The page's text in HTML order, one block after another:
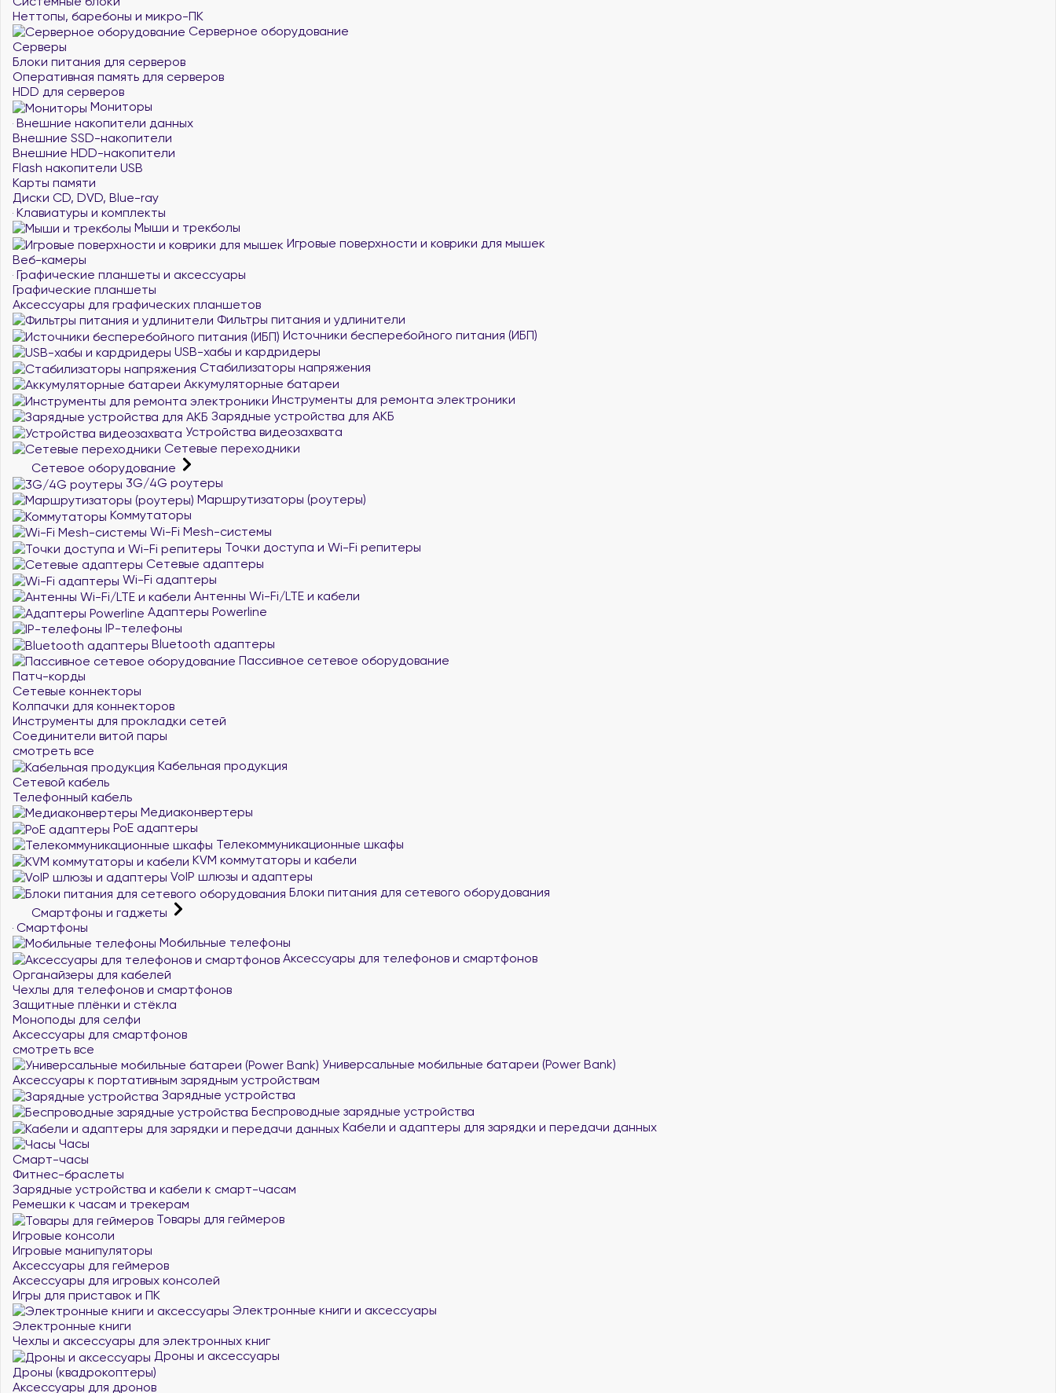
Неттопы, баребоны и микро-ПК
Серверное оборудование
Серверы
Блоки питания для серверов
Оперативная память для серверов
HDD для серверов
Мониторы
Внешние накопители данных
Внешние SSD-накопители
Внешние HDD-накопители
Flash накопители USB
Карты памяти
Диски CD, DVD, Blue-ray
Клавиатуры и комплекты
Мыши и трекболы
Игровые поверхности и коврики для мышек
Веб-камеры
Графические планшеты и аксессуары
Графические планшеты
Аксессуары для графических планшетов
Фильтры питания и удлинители
Источники бесперебойного питания (ИБП)
USB-хабы и кардридеры
Стабилизаторы напряжения
Аккумуляторные батареи
Инструменты для ремонта электроники
Зарядные устройства для АКБ
Устройства видеозахвата
Сетевые переходники
Сетевое оборудование
3G/4G роутеры
Маршрутизаторы (роутеры)
Коммутаторы
Wi-Fi Mesh-системы
Точки доступа и Wi-Fi репитеры
Сетевые адаптеры
Wi-Fi адаптеры
Антенны Wi-Fi/LTE и кабели
Адаптеры Powerline
IP-телефоны
Bluetooth адаптеры
Пассивное сетевое оборудование
Патч-корды
Сетевые коннекторы
Колпачки для коннекторов
Инструменты для прокладки сетей
Соединители витой пары
смотреть все
Кабельная продукция
Сетевой кабель
Телефонный кабель
Медиаконвертеры
PoE адаптеры
Телекоммуникационные шкафы
KVM коммутаторы и кабели
VoIP шлюзы и адаптеры
Блоки питания для сетевого оборудования
Смартфоны и гаджеты
Смартфоны
Мобильные телефоны
Аксессуары для телефонов и смартфонов
Органайзеры для кабелей
Чехлы для телефонов и смартфонов
Защитные плёнки и стёкла
Моноподы для селфи
Аксессуары для смартфонов
смотреть все
Универсальные мобильные батареи (Power Bank)
Аксессуары к портативным зарядным устройствам
Зарядные устройства
Беспроводные зарядные устройства
Кабели и адаптеры для зарядки и передачи данных
Часы
Смарт-часы
Фитнес-браслеты
Зарядные устройства и кабели к смарт-часам
Ремешки к часам и трекерам
Товары для геймеров
Игровые консоли
Игровые манипуляторы
Аксессуары для геймеров
Аксессуары для игровых консолей
Игры для приставок и ПК
Электронные книги и аксессуары
Электронные книги
Чехлы и аксессуары для электронных книг
Дроны и аксессуары
Дроны (квадрокоптеры)
Аксессуары для дронов